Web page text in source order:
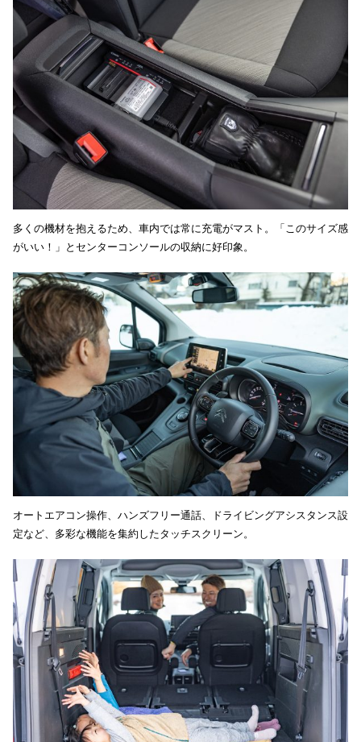
多くの機材を抱えるため、車内では常に充電がマスト。「このサイズ感
がいい！」とセンターコンソールの収納に好印象。
オートエアコン操作、ハンズフリー通話、ドライビングアシスタンス設
定など、多彩な機能を集約したタッチスクリーン。